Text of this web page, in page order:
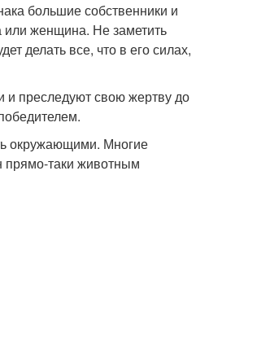
большие собственники и
или женщина. Не заметить
делать все, что в его силах,
преследуют свою жертву до
окружающими. Многие
прямо-таки животным